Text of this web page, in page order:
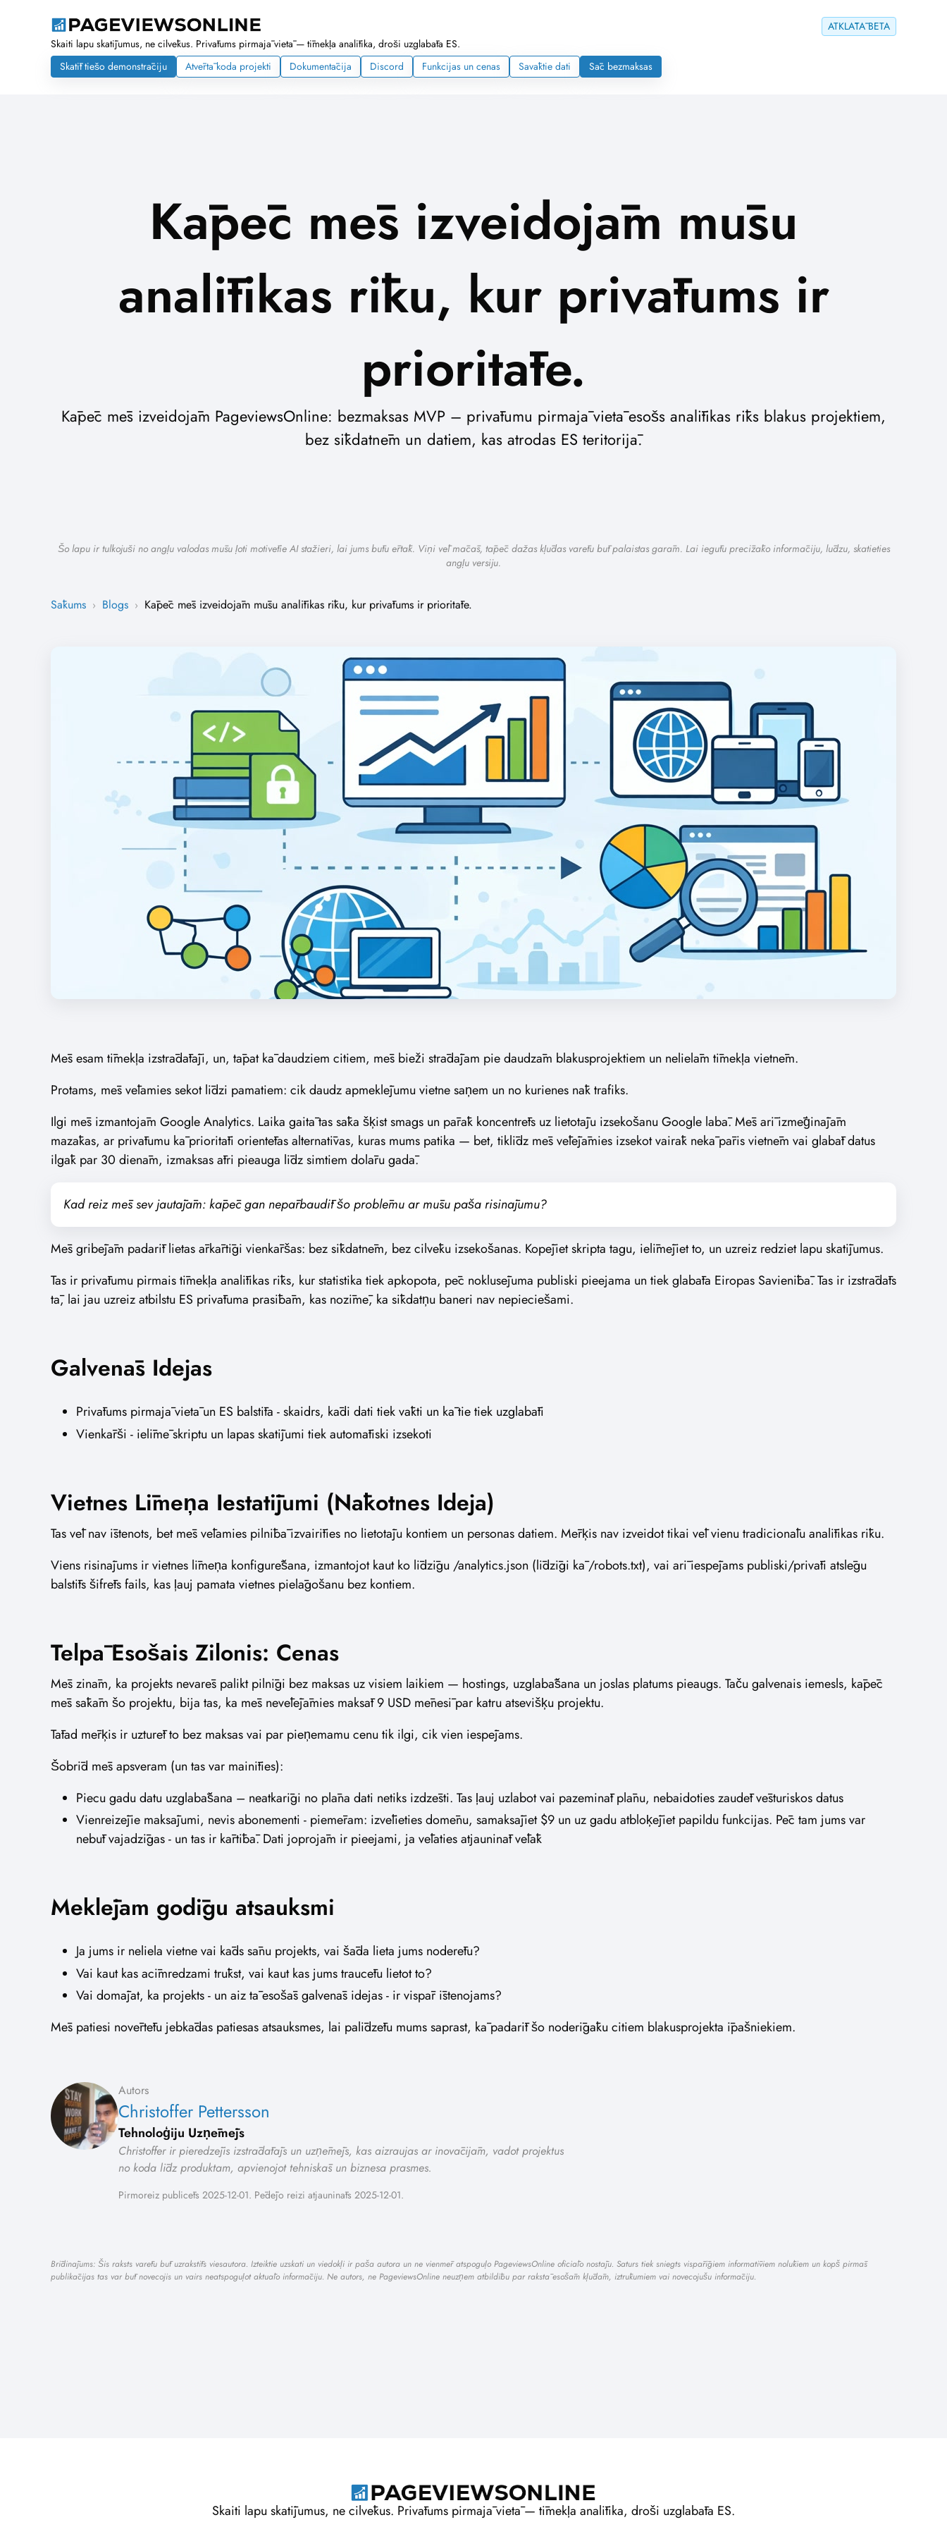
ATKLĀTĀ BETA
Skaiti lapu skatījumus, ne cilvēkus. Privātums pirmajā vietā — tīmekļa analītika, droši uzglabāta ES.
Skatīt tiešo demonstrāciju
Atvērtā koda projekti Dokumentācija Discord Funkcijas un cenas Savāktie dati Sāc bezmaksas
Kāpēc mēs izveidojām mūsu
analītikas rīku, kur privātums ir
prioritāte.
Kāpēc mēs izveidojām PageviewsOnline: bezmaksas MVP – privātumu pirmajā vietā esošs analītikas rīks blakus projektiem,
bez sīkdatnēm un datiem, kas atrodas ES teritorijā.
Šo lapu ir tulkojuši no angļu valodas mūsu ļoti motivētie AI stažieri, lai jums būtu ērtāk. Viņi vēl mācās, tāpēc dažas kļūdas varētu būt palaistas garām. Lai iegūtu precīzāko informāciju, lūdzu, skatieties
angļu versiju.
Sākums › Blogs › Kāpēc mēs izveidojām mūsu analītikas rīku, kur privātums ir prioritāte.
Mēs esam tīmekļa izstrādātāji, un, tāpat kā daudziem citiem, mēs bieži strādājam pie daudzām blakusprojektiem un nelielām tīmekļa vietnēm.
Protams, mēs vēlamies sekot līdzi pamatiem: cik daudz apmeklējumu vietne saņem un no kurienes nāk trafiks.
Ilgi mēs izmantojām Google Analytics. Laika gaitā tas sāka šķist smags un pārāk koncentrēts uz lietotāju izsekošanu Google labā. Mēs arī izmēģinājām
mazākas, ar privātumu kā prioritāti orientētas alternatīvas, kuras mums patika — bet, tiklīdz mēs vēlējāmies izsekot vairāk nekā pāris vietnēm vai glabāt datus
ilgāk par 30 dienām, izmaksas ātri pieauga līdz simtiem dolāru gadā.
Kad reiz mēs sev jautājām: kāpēc gan nepārbaudīt šo problēmu ar mūsu paša risinājumu?
Mēs gribējām padarīt lietas ārkārtīgi vienkāršas: bez sīkdatnēm, bez cilvēku izsekošanas. Kopējiet skripta tagu, ielīmējiet to, un uzreiz redziet lapu skatījumus.
Tas ir privātumu pirmais tīmekļa analītikas rīks, kur statistika tiek apkopota, pēc noklusējuma publiski pieejama un tiek glabāta Eiropas Savienībā. Tas ir izstrādāts
tā, lai jau uzreiz atbilstu ES privātuma prasībām, kas nozīmē, ka sīkdatņu baneri nav nepieciešami.
Galvenās Idejas
Privātums pirmajā vietā un ES balstīta - skaidrs, kādi dati tiek vākti un kā tie tiek uzglabāti
Vienkārši - ielīmē skriptu un lapas skatījumi tiek automātiski izsekoti
Vietnes Līmeņa Iestatījumi (Nākotnes Ideja)
Tas vēl nav īstenots, bet mēs vēlamies pilnībā izvairīties no lietotāju kontiem un personas datiem. Mērķis nav izveidot tikai vēl vienu tradicionālu analītikas rīku.
Viens risinājums ir vietnes līmeņa konfigurēšana, izmantojot kaut ko līdzīgu /analytics.json (līdzīgi kā /robots.txt), vai arī iespējams publiski/privāti atslēgu
balstīts šifrēts fails, kas ļauj pamata vietnes pielāgošanu bez kontiem.
Telpā Esošais Zilonis: Cenas
Mēs zinām, ka projekts nevarēs palikt pilnīgi bez maksas uz visiem laikiem — hostings, uzglabāšana un joslas platums pieaugs. Taču galvenais iemesls, kāpēc
mēs sākām šo projektu, bija tas, ka mēs nevēlējāmies maksāt 9 USD mēnesī par katru atsevišķu projektu.
Tātad mērķis ir uzturēt to bez maksas vai par pieņemamu cenu tik ilgi, cik vien iespējams.
Šobrīd mēs apsveram (un tas var mainīties):
Piecu gadu datu uzglabāšana – neatkarīgi no plāna dati netiks izdzēsti. Tas ļauj uzlabot vai pazemināt plānu, nebaidoties zaudēt vēsturiskos datus
Vienreizējie maksājumi, nevis abonementi - piemēram: izvēlieties domēnu, samaksājiet $9 un uz gadu atbloķējiet papildu funkcijas. Pēc tam jums var
nebūt vajadzīgas - un tas ir kārtībā. Dati joprojām ir pieejami, ja vēlaties atjaunināt vēlāk
Meklējam godīgu atsauksmi
Ja jums ir neliela vietne vai kāds sānu projekts, vai šāda lieta jums noderētu?
Vai kaut kas acīmredzami trūkst, vai kaut kas jums traucētu lietot to?
Vai domājat, ka projekts - un aiz tā esošās galvenās idejas - ir vispār īstenojams?
Mēs patiesi novērtētu jebkādas patiesas atsauksmes, lai palīdzētu mums saprast, kā padarīt šo noderīgāku citiem blakusprojekta īpašniekiem.
Autors
Christoffer Pettersson
Tehnoloģiju Uzņēmējs
Christoffer ir pieredzējis izstrādātājs un uzņēmējs, kas aizraujas ar inovācijām, vadot projektus
no koda līdz produktam, apvienojot tehniskās un biznesa prasmes.
Pirmoreiz publicēts 2025-12-01. Pēdējo reizi atjaunināts 2025-12-01.
Brīdinājums: Šis raksts varētu būt uzrakstīts viesautora. Izteiktie uzskati un viedokļi ir paša autora un ne vienmēr atspoguļo PageviewsOnline oficiālo nostāju. Saturs tiek sniegts vispārīgiem informatīviem nolūkiem un kopš pirmās
publikācijas tas var būt novecojis un vairs neatspoguļot aktuālo informāciju. Ne autors, ne PageviewsOnline neuzņem atbildību par rakstā esošām kļūdām, iztrūkumiem vai novecojušu informāciju.
Skaiti lapu skatījumus, ne cilvēkus. Privātums pirmajā vietā — tīmekļa analītika, droši uzglabāta ES.